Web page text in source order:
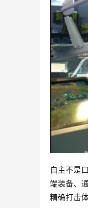
自主不是
端装备、
精确打击